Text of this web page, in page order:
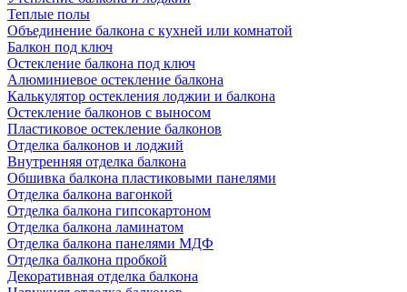
Теплые полы
Объединение балкона с кухней или комнатой
Балкон под ключ
Остекление балкона под ключ
Алюминиевое остекление балкона
Калькулятор остекления лоджии и балкона
Остекление балконов с выносом
Пластиковое остекление балконов
Отделка балконов и лоджий
Внутренняя отделка балкона
Обшивка балкона пластиковыми панелями
Отделка балкона вагонкой
Отделка балкона гипсокартоном
Отделка балкона ламинатом
Отделка балкона панелями МДФ
Отделка балкона пробкой
Декоративная отделка балкона